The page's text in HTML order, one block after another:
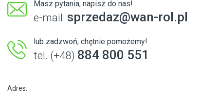
Masz pytania, napisz do nas!
e-mail: sprzedaz@wan-rol.pl
lub zadzwoń, chętnie pomożemy!
tel. (+48) 884 800 551
Adres: